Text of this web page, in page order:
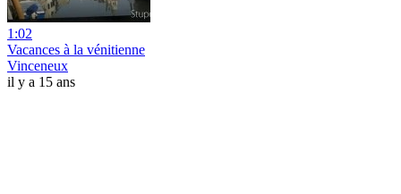
1:02
Vacances à la vénitienne
Vinceneux
il y a 15 ans